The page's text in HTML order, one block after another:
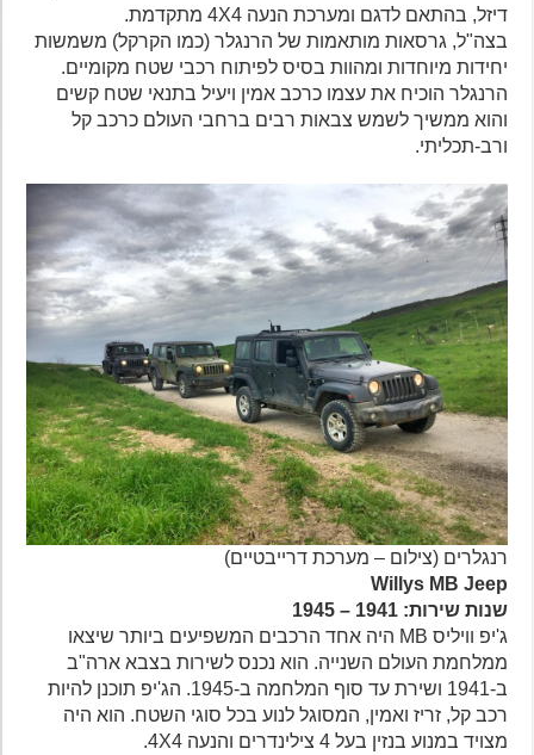
דיזל, בהתאם לדגם ומערכת הנעה 4X4 מתקדמת.
בצה"ל, גרסאות מותאמות של הרנגלר (כמו הקרקל) משמשות
יחידות מיוחדות ומהוות בסיס לפיתוח רכבי שטח מקומיים.
הרנגלר הוכיח את עצמו כרכב אמין ויעיל בתנאי שטח קשים
והוא ממשיך לשמש צבאות רבים ברחבי העולם כרכב קל
ורב-תכליתי.
רנגלרים (צילום – מערכת דרייבטיים)
Willys MB Jeep
שנות שירות: 1941 – 1945
ג'יפ וויליס MB היה אחד הרכבים המשפיעים ביותר שיצאו
ממלחמת העולם השנייה. הוא נכנס לשירות בצבא ארה"ב
ב-1941 ושירת עד סוף המלחמה ב-1945. הג'יפ תוכנן להיות
רכב קל, זריז ואמין, המסוגל לנוע בכל סוגי השטח. הוא היה
מצויד במנוע בנזין בעל 4 צילינדרים והנעה 4X4.